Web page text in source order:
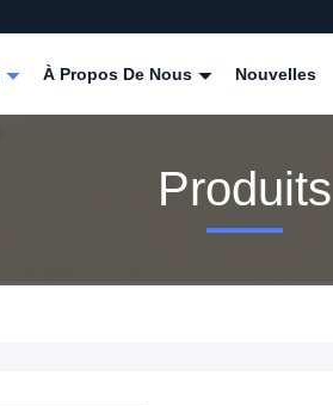
À Propos De Nous Nouvelles
Produits